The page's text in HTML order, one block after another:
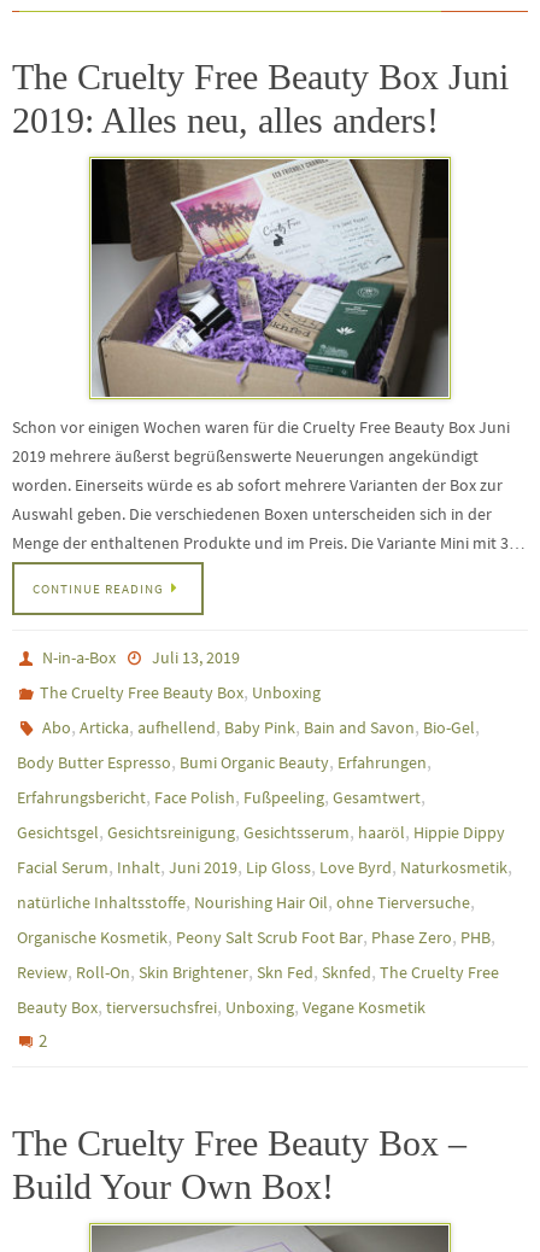
The Cruelty Free Beauty Box Juni
2019: Alles neu, alles anders!
Schon vor einigen Wochen waren für die Cruelty Free Beauty Box Juni
2019 mehrere äußerst begrüßenswerte Neuerungen angekündigt
worden. Einerseits würde es ab sofort mehrere Varianten der Box zur
Auswahl geben. Die verschiedenen Boxen unterscheiden sich in der
Menge der enthaltenen Produkte und im Preis. Die Variante Mini mit 3…
CONTINUE READING
N-in-a-Box
Juli 13, 2019
The Cruelty Free Beauty Box, Unboxing
Abo,Articka, aufhellend, Baby Pink, Bain and Savon, Bio-Gel,
Body Butter Espresso, Bumi Organic Beauty, Erfahrungen,
Erfahrungsbericht, Face Polish, Fußpeeling, Gesamtwert,
Gesichtsgel, Gesichtsreinigung, Gesichtsserum, haaröl, Hippie Dippy
Facial Serum, Inhalt, Juni 2019, Lip Gloss, Love Byrd, Naturkosmetik,
natürliche Inhaltsstoffe, Nourishing Hair Oil, ohne Tierversuche,
Organische Kosmetik, Peony Salt Scrub Foot Bar, Phase Zero, PHB,
Review, Roll-On, Skin Brightener, Skn Fed, Sknfed, The Cruelty Free
Beauty Box, tierversuchsfrei, Unboxing, Vegane Kosmetik
2
The Cruelty Free Beauty Box –
Build Your Own Box!